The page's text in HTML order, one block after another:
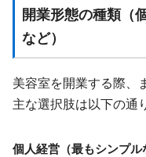
開業形態の種類（
など）
美容室を開業する際、
主な選択肢は以下の通
個人経営（最もシンプ